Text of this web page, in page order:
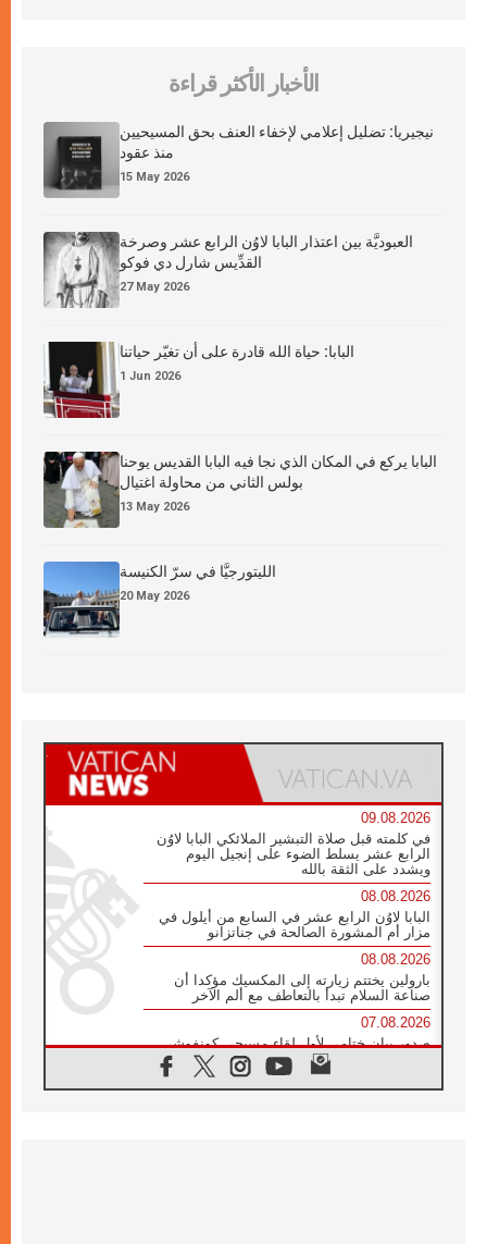
الأخبار الأكثر قراءة
نيجيريا: تضليل إعلامي لإخفاء العنف بحق المسيحيين
منذ عقود
15 May 2026
العبوديَّة بين اعتذار البابا لاوُن الرابع عشر وصرخة
القدِّيس شارل دي فوكو
27 May 2026
البابا: حياة الله قادرة على أن تغيّر حياتنا
1 Jun 2026
البابا يركع في المكان الذي نجا فيه البابا القديس يوحنا
بولس الثاني من محاولة اغتيال
13 May 2026
الليتورجيَّا في سرّ الكنيسة
20 May 2026
09.08.2026
في كلمته قبل صلاة التبشير الملائكي البابا لاوُن
الرابع عشر يسلط الضوء على إنجيل اليوم
ويشدد على الثقة بالله
08.08.2026
البابا لاوُن الرابع عشر في السابع من أيلول في
مزار أم المشورة الصالحة في جناتزانو
08.08.2026
بارولين يختتم زيارته إلى المكسيك مؤكدا أن
صناعة السلام تبدأ بالتعاطف مع ألم الآخر
07.08.2026
صدور بيان ختامي لأول لقاء مسيحي كونفوشي
بمشاركة الدائرة الفاتيكانية للحوار بين الأديان
07.08.2026